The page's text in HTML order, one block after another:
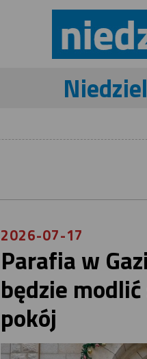
2026-07-17
Parafia w
będzie
pokój